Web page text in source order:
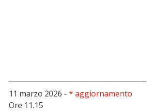
11 marzo 2026 - * aggiornamento
Ore 11.15